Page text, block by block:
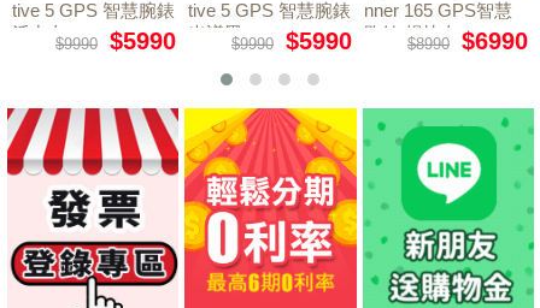
tive 5 GPS 智慧腕錶
活力白
$9990 $5990
tive 5 GPS 智慧腕錶
光譜黑
$9990 $5990
nner 165 GPS智慧
跑錶 暢快白
$8990 $6990